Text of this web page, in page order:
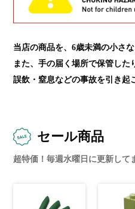
当店の商品を、6歳未満の小さ
また、手の届く場所で保管した
誤飲・窒息などの事故を引き起
セール商品
超特価！毎週水曜日に更新して